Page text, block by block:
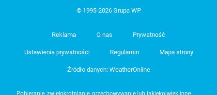
© 1995-2026 Grupa WP
Reklama O nas Prywatność
Ustawienia prywatności Regulamin Mapa strony
Źródło danych: WeatherOnline
Pobieranie, zwielokrotnianie, przechowywanie lub jakiekolwiek inne